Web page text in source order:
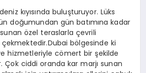
kıyısında buluşturuyor. Lüks
doğumundan gün batımına kadar
özel teraslarla çevrili
bölgesinde ki
hizmetleriyle cömert bir şekilde
Çok ciddi oranda kar marjı sunan